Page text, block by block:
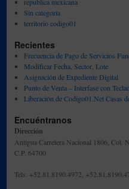
Sin categoría
territorio codigo01
Recientes
Frecuencia de Pago de Servicios
Modificar Fecha, Sector, Lote
Asignación de Expediente Digital
Punto de Venta – Interfase con
Liberación de Codigo01.Net Casas
Encuéntranos
Dirección
Antigua Carretera Nacional 1806, Col.
C.P. 64700
Tels: +52.81.8190.4972,